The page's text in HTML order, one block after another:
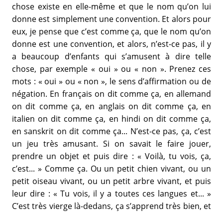
chose existe en elle-même et que le nom qu’on lui
donne est simplement une convention. Et alors pour
eux, je pense que c’est comme ça, que le nom qu’on
donne est une convention, et alors, n’est-ce pas, il y
a beaucoup d’enfants qui s’amusent à dire telle
chose, par exemple « oui » ou « non ». Prenez ces
mots : « oui » ou « non », le sens d’affirmation ou de
négation. En français on dit comme ça, en allemand
on dit comme ça, en anglais on dit comme ça, en
italien on dit comme ça, en hindi on dit comme ça,
en sanskrit on dit comme ça... N’est-ce pas, ça, c’est
un jeu très amusant. Si on savait le faire jouer,
prendre un objet et puis dire : « Voilà, tu vois, ça,
c’est... » Comme ça. Ou un petit chien vivant, ou un
petit oiseau vivant, ou un petit arbre vivant, et puis
leur dire : « Tu vois, il y a toutes ces langues et... »
C’est très vierge là-dedans, ça s’apprend très bien, et